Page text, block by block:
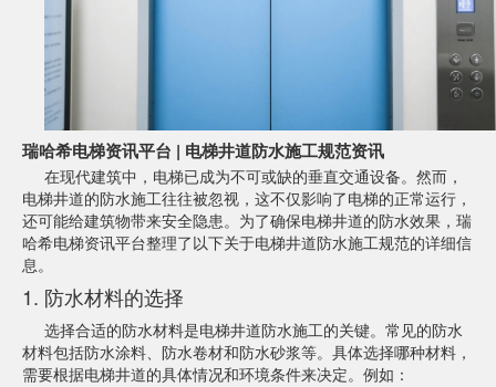
瑞哈希电梯资讯平台 | 电梯井道防水施工规范资讯
在现代建筑中，电梯已成为不可或缺的垂直交通设备。然而，
电梯井道的防水施工往往被忽视，这不仅影响了电梯的正常运行，
还可能给建筑物带来安全隐患。为了确保电梯井道的防水效果，瑞
哈希电梯资讯平台整理了以下关于电梯井道防水施工规范的详细信
息。
1. 防水材料的选择
选择合适的防水材料是电梯井道防水施工的关键。常见的防水
材料包括防水涂料、防水卷材和防水砂浆等。具体选择哪种材料，
需要根据电梯井道的具体情况和环境条件来决定。例如：